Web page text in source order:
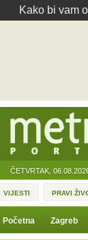
Kako bi vam
ČETVRTAK,
VIJESTI PRAVI
Početna Zagreb